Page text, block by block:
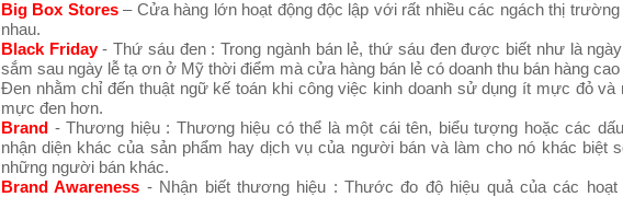
Big Box Stores– Cửa hàng lớn hoạt động độc lập với rất nhiều các ngách thị trường
nhau.
Black Friday- Thứ sáu đen : Trong ngành bán lẻ, thứ sáu đen được biết như là
sắm sau ngày lễ tạ ơn ở Mỹ thời điểm mà cửa hàng bán lẻ có doanh thu bán hàng cao
Đen nhằm chỉ đến thuật ngữ kế toán khi công việc kinh doanh sử dụng ít mực đỏ và
mực đen hơn.
Brand - Thương hiệu : Thương hiệu có thể là một cái tên, biểu tượng hoặc các
nhận diện khác của sản phẩm hay dịch vụ của người bán và làm cho nó khác biệt
những người bán khác.
Brand Awareness - Nhận biết thương hiệu : Thước đo độ hiệu quả của các hoạt